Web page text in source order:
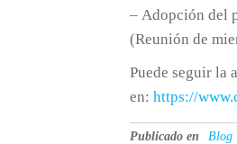
– Adopción del
(Reunión de
Puede seguir la
en:https://
Publicado en Blog